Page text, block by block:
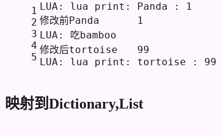
1
2
3
4
5
LUA: lua print: Panda : 1
修改前Panda	1
LUA: 吃bamboo
修改后tortoise	99
LUA: lua print: tortoise : 99
映射到Dictionary,List